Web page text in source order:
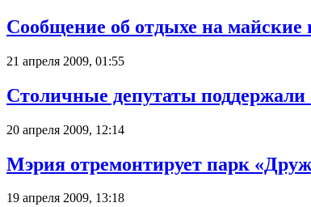
Сообщение об отдыхе на майские
21 апреля 2009, 01:55
Столичные депутаты поддержали
20 апреля 2009, 12:14
Мэрия отремонтирует парк
19 апреля 2009, 13:18